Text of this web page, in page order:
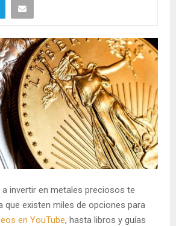
a invertir en metales preciosos te
que existen miles de opciones para
en YouTube, hasta libros y guías